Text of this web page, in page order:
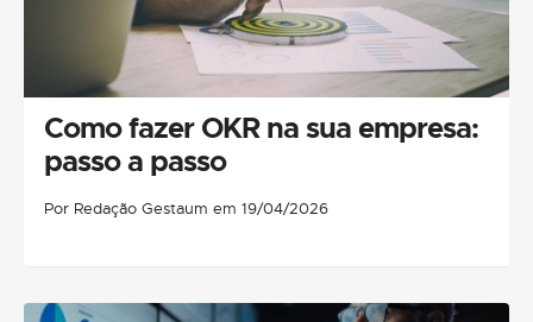
Como fazer OKR na sua empresa:
passo a passo
Por Redação Gestaum em 19/04/2026